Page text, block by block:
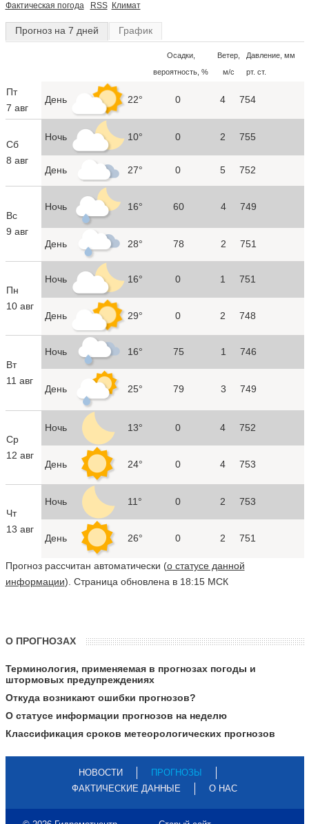
Фактическая погода RSS Климат
Прогноз на 7 дней График
Осадки,
вероятность, %
Ветер,
м/с
Давление, мм
рт. ст.
Пт
7 авг
День 22° 0 4 754
Сб
8 авг
Ночь 10° 0 2 755
День 27° 0 5 752
Вс
9 авг
Ночь 16° 60 4 749
День 28° 78 2 751
Пн
10 авг
Ночь 16° 0 1 751
День 29° 0 2 748
Вт
11 авг
Ночь 16° 75 1 746
День 25° 79 3 749
Ср
12 авг
Ночь 13° 0 4 752
День 24° 0 4 753
Чт
13 авг
Ночь 11° 0 2 753
День 26° 0 2 751
Прогноз рассчитан автоматически (о статусе данной
информации). Страница обновлена в 18:15 МСК
О ПРОГНОЗАХ
Терминология, применяемая в прогнозах погоды и
штормовых предупреждениях
Откуда возникают ошибки прогнозов?
О статусе информации прогнозов на неделю
Классификация сроков метеорологических прогнозов
НОВОСТИ
ПРОГНОЗЫ
ФАКТИЧЕСКИЕ ДАННЫЕ
О НАС